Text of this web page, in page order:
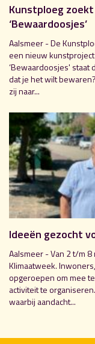
Kunstploeg
‘Bewaardoosjes’
Aalsmeer - De
een nieuw
‘Bewaardoosjes' staat
dat je het wilt
zij naar...
Ideeën gezocht
Aalsmeer - Van 2 t/m
Klimaatweek.
opgeroepen om mee
activiteit te
waarbij aandacht...